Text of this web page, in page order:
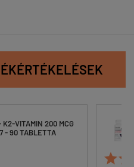
K2-VITAMIN 200 MCG
- 90 TABLETTA
